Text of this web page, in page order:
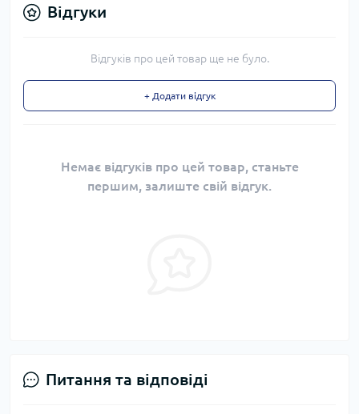
Відгуки
Відгуків про цей товар ще не було.
+ Додати відгук
Немає відгуків про цей товар, станьте
першим, залиште свій відгук.
Питання та відповіді